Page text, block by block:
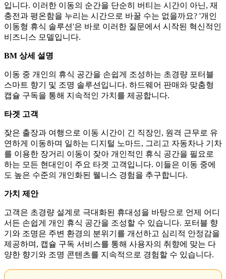
입니다. 이러한 이동의 순간을 단순히 버티는 시간이 아닌, 재
충전과 평온함을 누리는 시간으로 바꿀 수는 없을까요? '개인
이동형 휴식 솔루션'은 바로 이러한 질문에서 시작된 혁신적인
비즈니스 모델입니다.
BM 상세 설명
이동 중 개인의 휴식 공간을 손쉽게 조성하는 초경량 포터블
스마트 향기 및 조명 솔루션입니다. 하드웨어 판매와 맞춤형
캡슐 구독을 통해 지속적인 가치를 제공합니다.
타겟 고객
잦은 출장과 여행으로 이동 시간이 긴 직장인, 원격 근무로 유
연하게 이동하며 일하는 디지털 노마드, 그리고 자동차나 기차
를 이용한 장거리 이동이 잦아 개인적인 휴식 공간을 필요로
하는 모든 현대인이 주요 타겟 고객입니다. 이들은 이동 중에
도 높은 수준의 개인화된 웰니스 경험을 추구합니다.
가치 제안
고객은 초경량 설계로 극대화된 휴대성을 바탕으로 언제 어디
서든 손쉽게 개인 휴식 공간을 조성할 수 있습니다. 포터블 향
기와 조명은 주변 환경의 분위기를 개선하고 심리적 안정감을
제공하며, 캡슐 구독 서비스를 통해 사용자의 취향에 맞는 다
양한 향기와 조명 콘텐츠를 지속적으로 경험할 수 있습니다.